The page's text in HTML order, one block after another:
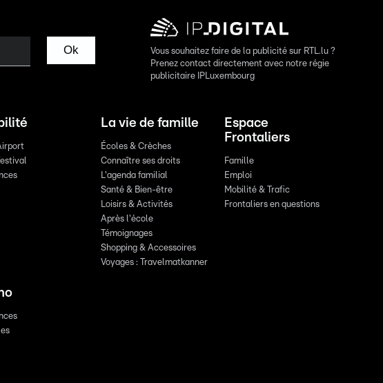
Ok
Vous souhaitez faire de la publicité sur RTL.lu ?
Prenez contact directement avec notre régie
publicitaire IPLuxembourg
La vie de famille
Écoles & Crèches
Connaître ses droits
L'agenda familial
Santé & Bien-être
Loisirs & Activités
Après l'école
Témoignages
Shopping & Accessoires
Voyages : Travelmatkanner
Espace
Frontaliers
Famille
Emploi
Mobilité & Trafic
Frontaliers en questions